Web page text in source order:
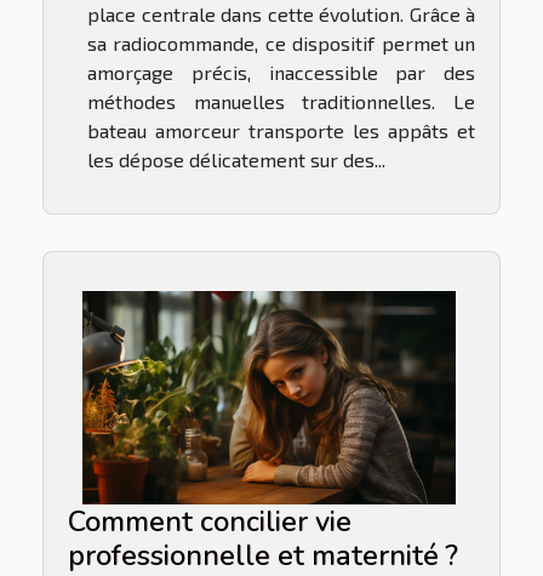
place centrale dans cette évolution. Grâce à
sa radiocommande, ce dispositif permet un
amorçage précis, inaccessible par des
méthodes manuelles traditionnelles. Le
bateau amorceur transporte les appâts et
les dépose délicatement sur des...
Comment concilier vie
professionnelle et maternité ?